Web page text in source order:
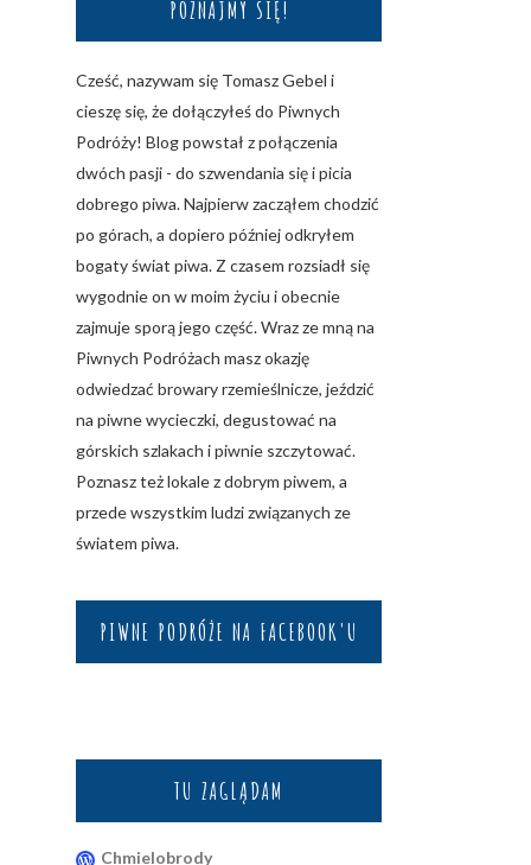
POZNAJMY SIĘ!
Cześć, nazywam się Tomasz Gebel i
cieszę się, że dołączyłeś do Piwnych
Podróży! Blog powstał z połączenia
dwóch pasji - do szwendania się i picia
dobrego piwa. Najpierw zacząłem chodzić
po górach, a dopiero później odkryłem
bogaty świat piwa. Z czasem rozsiadł się
wygodnie on w moim życiu i obecnie
zajmuje sporą jego część. Wraz ze mną na
Piwnych Podróżach masz okazję
odwiedzać browary rzemieślnicze, jeździć
na piwne wycieczki, degustować na
górskich szlakach i piwnie szczytować.
Poznasz też lokale z dobrym piwem, a
przede wszystkim ludzi związanych ze
światem piwa.
PIWNE PODRÓŻE NA FACEBOOK'U
TU ZAGLĄDAM
Chmielobrody